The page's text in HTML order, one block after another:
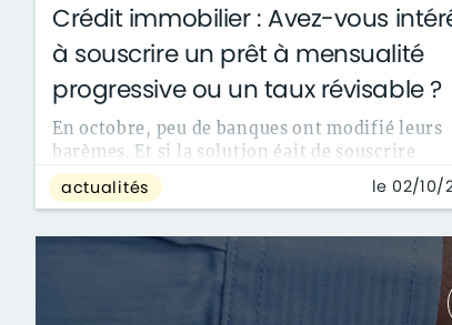
Crédit immobilier : Avez-vous
à souscrire un prêt à mensualité
progressive ou un taux révisable ?
En octobre, peu de banques ont modifié leurs
barèmes. Et si la solution éait de souscrire
mensualité progressive et taux révisables?
actualités le 02/10/